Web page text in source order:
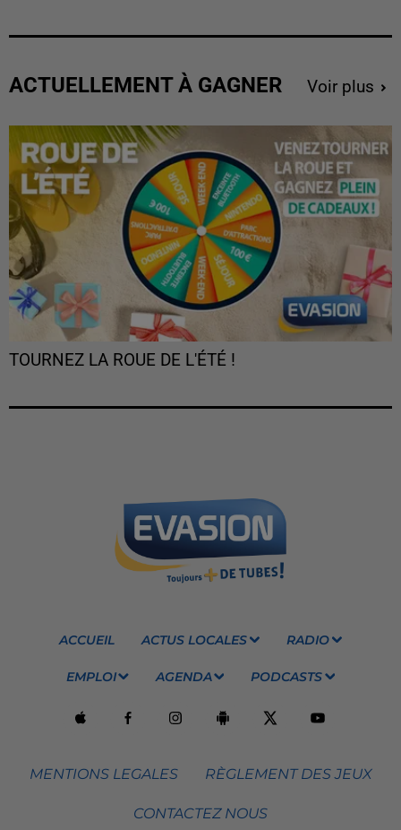
ACTUELLEMENT À GAGNER Voir plus
TOURNEZ LA ROUE DE L'ÉTÉ !
ACCUEIL ACTUS LOCALES RADIO
EMPLOI AGENDA PODCASTS
MENTIONS LEGALES RÈGLEMENT DES JEUX
CONTACTEZ NOUS